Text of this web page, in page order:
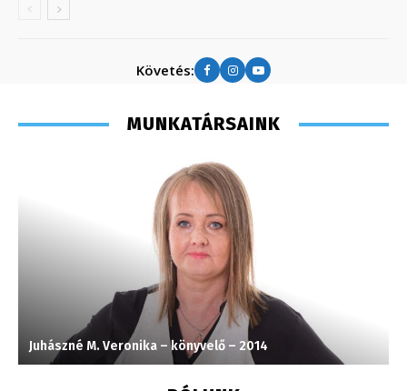
Követés:
MUNKATÁRSAINK
Juhászné M. Veronika – könyvelő – 2014